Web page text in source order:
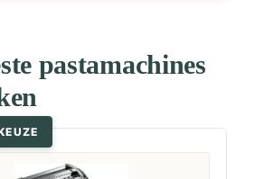
pastamachines